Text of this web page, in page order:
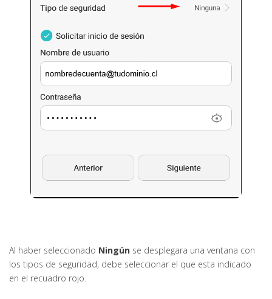
Al haber seleccionado Ningún se desplegara una ventana con
los tipos de seguridad, debe seleccionar el que esta indicado
en el recuadro rojo.